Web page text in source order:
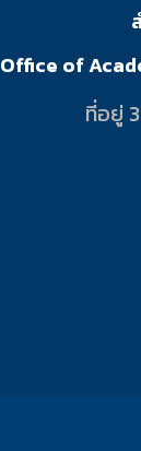
Office of
ที่อยู่